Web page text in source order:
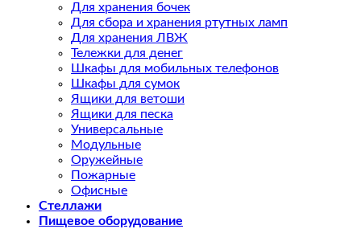
Для хранения бочек
Для сбора и хранения ртутных ламп
Для хранения ЛВЖ
Тележки для денег
Шкафы для мобильных телефонов
Шкафы для сумок
Ящики для ветоши
Ящики для песка
Универсальные
Модульные
Оружейные
Пожарные
Офисные
Стеллажи
Пищевое оборудование